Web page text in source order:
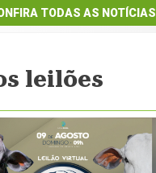
TODAS AS NOTÍCIAS
leilões